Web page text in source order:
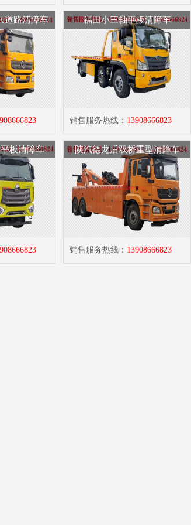
道路清障车 福田小三轴平板清障车
销售服务热线： 13908666823
板清障车 陕汽德龙后双桥重型清障车
销售服务热线： 13908666823